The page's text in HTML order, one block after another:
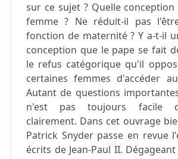
sur ce sujet ? Quelle
femme ? Ne réduit-il pas
fonction de maternité ? Y a-t-il
conception que le pape se fait
le refus catégorique qu'il
certaines femmes d'accéder
Autant de questions
n'est pas toujours facile
clairement. Dans cet ouvrage
Patrick Snyder passe en revue
écrits de Jean-Paul II.